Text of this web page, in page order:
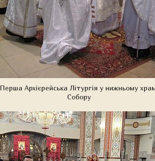
Перша Архієрейська Літургія у нижньому
Собору